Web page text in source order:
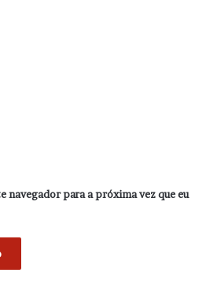
navegador para a próxima vez que eu